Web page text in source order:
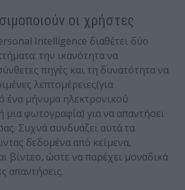
οι χρήστες
Intelligence διαθέτει δύο
την ικανότητα να
πηγές και τη δυνατότητα να
λεπτομέρειες(για
ένα μήνυμα ηλεκτρονικού
μια φωτογραφία) για να απαντήσει
Συχνά συνδυάζει αυτά τα
δεδομένα από κείμενα,
βίντεο, ώστε να παρέχει μοναδικά
απαντήσεις.